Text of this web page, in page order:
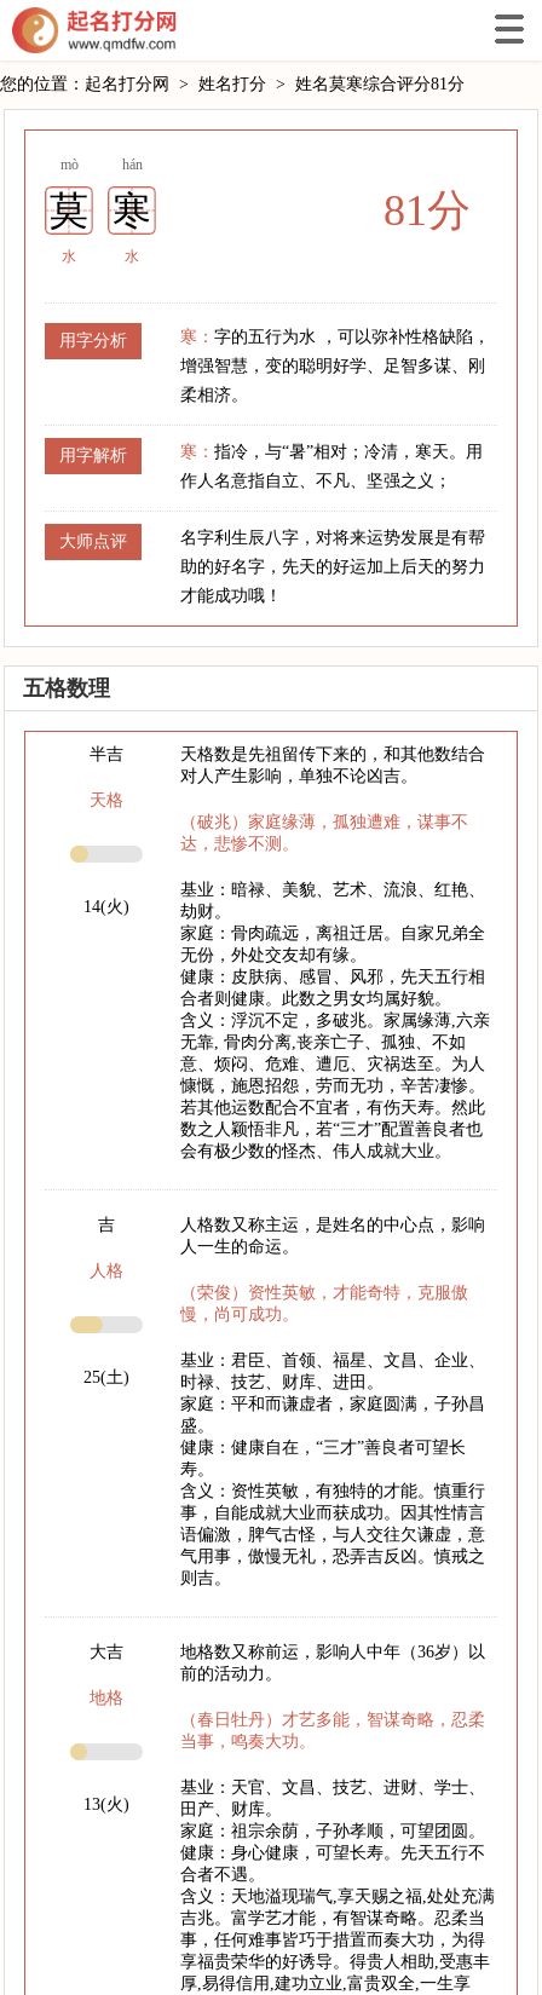
您的位置： 起名打分网 > 姓名打分 > 姓名莫寒综合评分81分
mò hán
莫 寒
水 水
81分
用字分析 寒：字的五行为水 ，可以弥补性格缺陷，
增强智慧，变的聪明好学、足智多谋、刚
柔相济。
用字解析 寒：指冷，与“暑”相对；冷清，寒天。用
作人名意指自立、不凡、坚强之义；
大师点评
名字利生辰八字，对将来运势发展是有帮
助的好名字，先天的好运加上后天的努力
才能成功哦！
五格数理
半吉
天格
14(火)
天格数是先祖留传下来的，和其他数结合
对人产生影响，单独不论凶吉。
（破兆）家庭缘薄，孤独遭难，谋事不
达，悲惨不测。
基业：暗禄、美貌、艺术、流浪、红艳、
劫财。
家庭：骨肉疏远，离祖迁居。自家兄弟全
无份，外处交友却有缘。
健康：皮肤病、感冒、风邪，先天五行相
合者则健康。此数之男女均属好貌。
含义：浮沉不定，多破兆。家属缘薄,六亲
无靠, 骨肉分离,丧亲亡子、孤独、不如
意、烦闷、危难、遭厄、灾祸迭至。为人
慷慨，施恩招怨，劳而无功，辛苦凄惨。
若其他运数配合不宜者，有伤天寿。然此
数之人颖悟非凡，若“三才”配置善良者也
会有极少数的怪杰、伟人成就大业。
吉
人格
25(土)
人格数又称主运，是姓名的中心点，影响
人一生的命运。
（荣俊）资性英敏，才能奇特，克服傲
慢，尚可成功。
基业：君臣、首领、福星、文昌、企业、
时禄、技艺、财库、进田。
家庭：平和而谦虚者，家庭圆满，子孙昌
盛。
健康：健康自在，“三才”善良者可望长
寿。
含义：资性英敏，有独特的才能。慎重行
事，自能成就大业而获成功。因其性情言
语偏激，脾气古怪，与人交往欠谦虚，意
气用事，傲慢无礼，恐弄吉反凶。慎戒之
则吉。
大吉
地格
13(火)
地格数又称前运，影响人中年（36岁）以
前的活动力。
（春日牡丹）才艺多能，智谋奇略，忍柔
当事，鸣奏大功。
基业：天官、文昌、技艺、进财、学士、
田产、财库。
家庭：祖宗余荫，子孙孝顺，可望团圆。
健康：身心健康，可望长寿。先天五行不
合者不遇。
含义：天地溢现瑞气,享天赐之福,处处充满
吉兆。富学艺才能，有智谋奇略。忍柔当
事，任何难事皆巧于措置而奏大功，为得
享福贵荣华的好诱导。得贵人相助,受惠丰
厚,易得信用,建功立业,富贵双全,一生享